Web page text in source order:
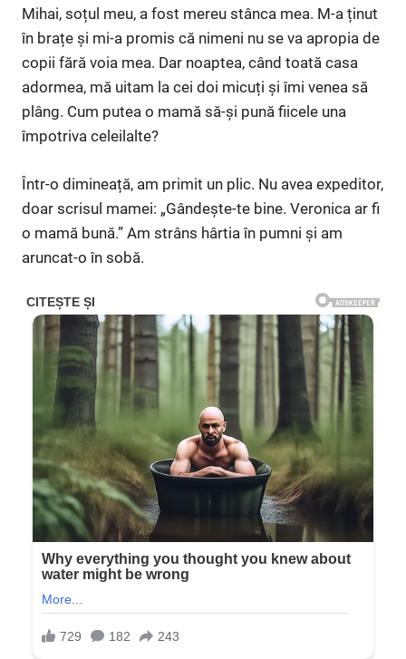
Mihai, soțul meu, a fost mereu stânca mea. M-a ținut
în brațe și mi-a promis că nimeni nu se va apropia de
copii fără voia mea. Dar noaptea, când toată casa
adormea, mă uitam la cei doi micuți și îmi venea să
plâng. Cum putea o mamă să-și pună fiicele una
împotriva celeilalte?
Într-o dimineață, am primit un plic. Nu avea expeditor,
doar scrisul mamei: „Gândește-te bine. Veronica ar fi
o mamă bună.” Am strâns hârtia în pumni și am
aruncat-o în sobă.